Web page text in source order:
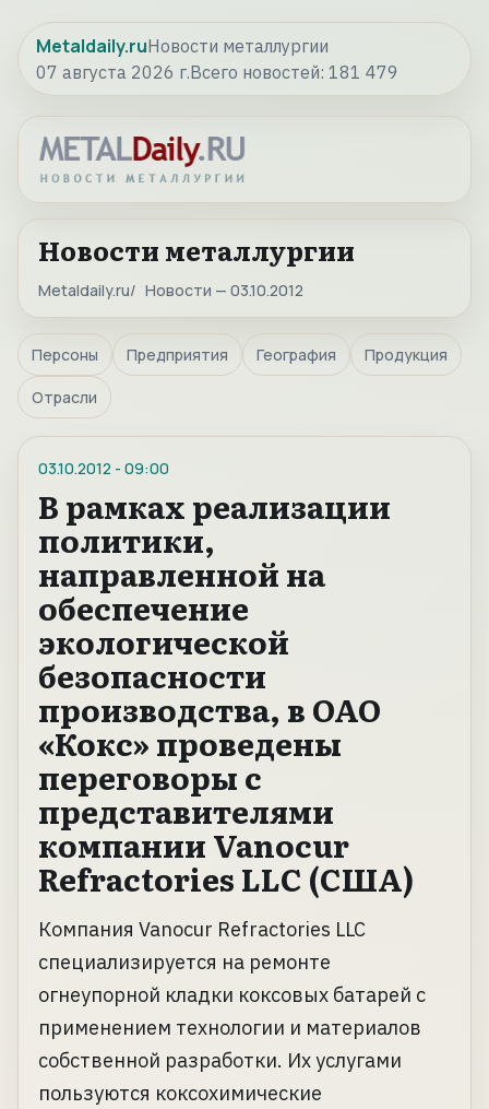
Metaldaily.ruНовости металлургии
07 августа 2026 г.Всего новостей: 181 479
Новости металлургии
Metaldaily.ru Новости — 03.10.2012
Персоны Предприятия География Продукция
Отрасли
03.10.2012 - 09:00
В рамках реализации
политики,
направленной на
обеспечение
экологической
безопасности
производства, в ОАО
«Кокс» проведены
переговоры с
представителями
компании Vanocur
Refractories LLC (США)
Компания Vanocur Refractories LLC
специализируется на ремонте
огнеупорной кладки коксовых батарей с
применением технологии и материалов
собственной разработки. Их услугами
пользуются коксохимические